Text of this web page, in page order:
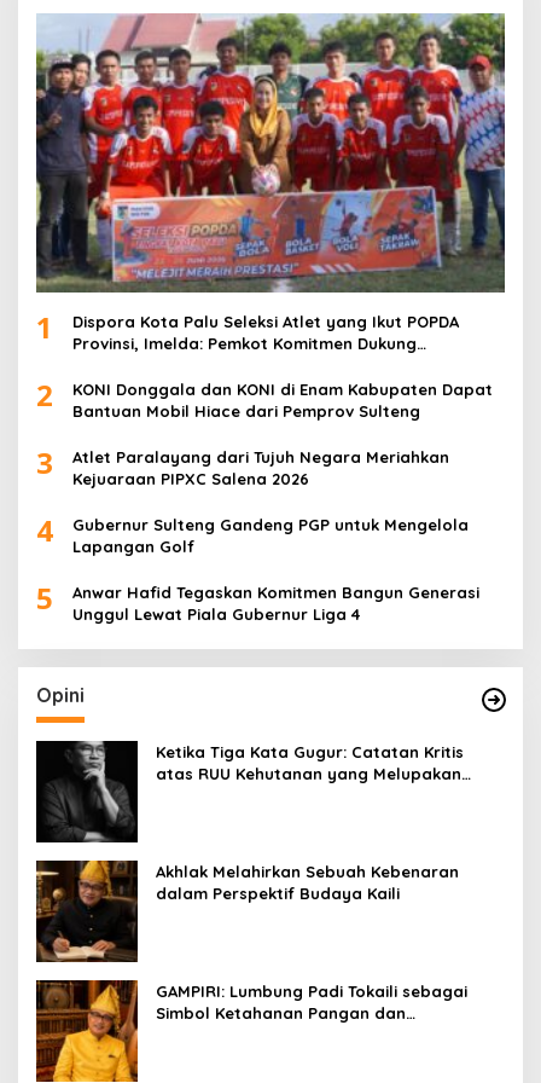
1
Dispora Kota Palu Seleksi Atlet yang Ikut POPDA
Provinsi, Imelda: Pemkot Komitmen Dukung
2
KONI Donggala dan KONI di Enam Kabupaten Dapat
Bantuan Mobil Hiace dari Pemprov Sulteng
3
Atlet Paralayang dari Tujuh Negara Meriahkan
Kejuaraan PIPXC Salena 2026
4
Gubernur Sulteng Gandeng PGP untuk Mengelola
Lapangan Golf
5
Anwar Hafid Tegaskan Komitmen Bangun Generasi
Unggul Lewat Piala Gubernur Liga 4
Opini
Ketika Tiga Kata Gugur: Catatan Kritis
atas RUU Kehutanan yang Melupakan
Akhlak Melahirkan Sebuah Kebenaran
dalam Perspektif Budaya Kaili
GAMPIRI: Lumbung Padi Tokaili sebagai
Simbol Ketahanan Pangan dan